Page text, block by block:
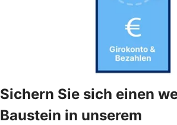
Sichern Sie sich einen
Baustein in unserem